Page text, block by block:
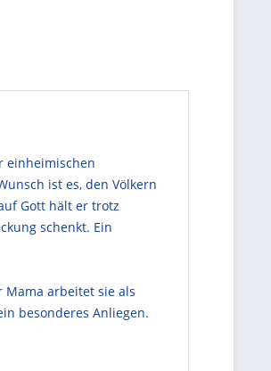
einheimischen
ist es, den Völkern
Gott hält er trotz
schenkt. Ein
Mama arbeitet sie als
besonderes Anliegen.